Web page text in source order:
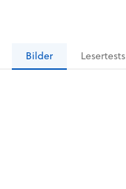
Bilder Lesertests